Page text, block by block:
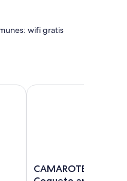
wifi gratis
En Algeciras
CAMAROTE
DE
CAMAROTE DE
CAMAROTE DE